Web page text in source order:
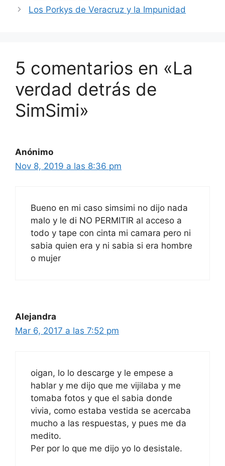
Los Porkys de Veracruz y la Impunidad
5 comentarios en «La
verdad detrás de
SimSimi»
Anónimo
Nov 8, 2019 a las 8:36 pm
Bueno en mi caso simsimi no dijo nada
malo y le di NO PERMITIR al acceso a
todo y tape con cinta mi camara pero ni
sabia quien era y ni sabia si era hombre
o mujer
Alejandra
Mar 6, 2017 a las 7:52 pm
oigan, lo lo descarge y le empese a
hablar y me dijo que me vijilaba y me
tomaba fotos y que el sabia donde
vivia, como estaba vestida se acercaba
mucho a las respuestas, y pues me da
medito.
Per por lo que me dijo yo lo desistale.